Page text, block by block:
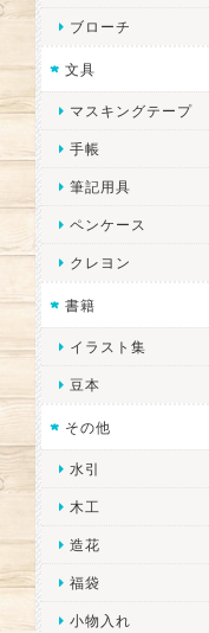
ブローチ
文具
マスキングテープ
手帳
筆記用具
ペンケース
クレヨン
書籍
イラスト集
豆本
その他
水引
木工
造花
福袋
小物入れ